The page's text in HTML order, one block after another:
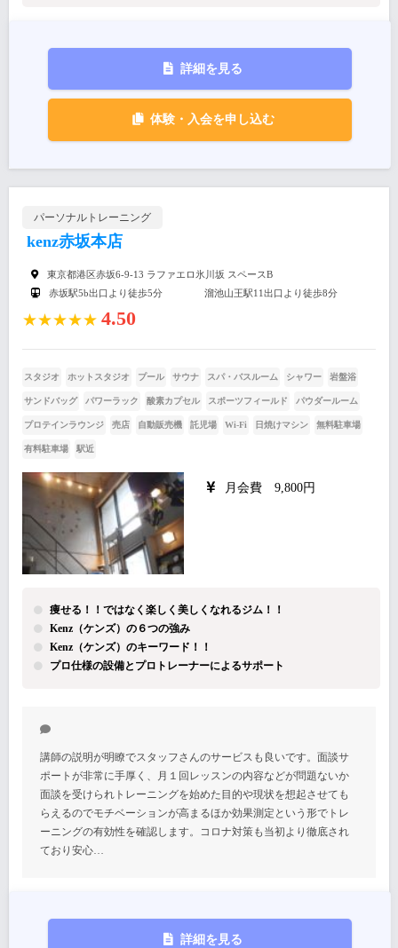
詳細を見る
体験・入会を申し込む
パーソナルトレーニング
kenz赤坂本店
東京都港区赤坂6-9-13 ラファエロ氷川坂 スペースB
赤坂駅5b出口より徒歩5分 溜池山王駅11出口より徒歩8分
★★★★★ 4.50
スタジオ ホットスタジオ プール サウナ スパ・バスルーム シャワー 岩盤浴
サンドバッグ パワーラック 酸素カプセル スポーツフィールド パウダールーム
プロテインラウンジ 売店 自動販売機 託児場 Wi-Fi 日焼けマシン 無料駐車場
有料駐車場 駅近
月会費 9,800円
痩せる！！ではなく楽しく美しくなれるジム！！
Kenz（ケンズ）の６つの強み
Kenz（ケンズ）のキーワード！！
プロ仕様の設備とプロトレーナーによるサポート
講師の説明が明瞭でスタッフさんのサービスも良いです。面談サ
ポートが非常に手厚く、月１回レッスンの内容などが問題ないか
面談を受けられトレーニングを始めた目的や現状を想起させても
らえるのでモチベーションが高まるほか効果測定という形でトレ
ーニングの有効性を確認します。コロナ対策も当初より徹底され
ており安心…
詳細を見る